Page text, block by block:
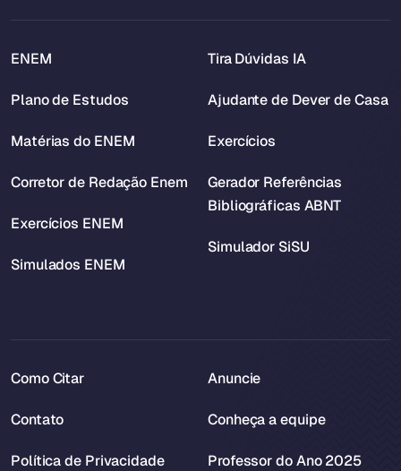
ENEM
Plano de Estudos
Matérias do ENEM
Corretor de Redação Enem
Exercícios ENEM
Simulados ENEM
Tira Dúvidas IA
Ajudante de Dever de Casa
Exercícios
Gerador Referências
Bibliográficas ABNT
Simulador SiSU
Como Citar
Contato
Política de Privacidade
Anuncie
Conheça a equipe
Professor do Ano 2025